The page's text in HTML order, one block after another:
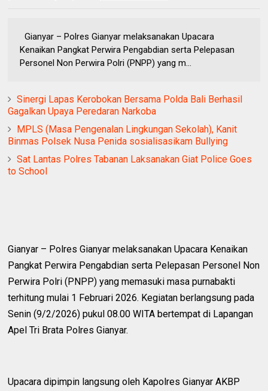
Gianyar – Polres Gianyar melaksanakan Upacara
Kenaikan Pangkat Perwira Pengabdian serta Pelepasan
Personel Non Perwira Polri (PNPP) yang m...
Sinergi Lapas Kerobokan Bersama Polda Bali Berhasil
Gagalkan Upaya Peredaran Narkoba
MPLS (Masa Pengenalan Lingkungan Sekolah), Kanit
Binmas Polsek Nusa Penida sosialisasikam Bullying
Sat Lantas Polres Tabanan Laksanakan Giat Police Goes
to School
Gianyar – Polres Gianyar melaksanakan Upacara Kenaikan
Pangkat Perwira Pengabdian serta Pelepasan Personel Non
Perwira Polri (PNPP) yang memasuki masa purnabakti
terhitung mulai 1 Februari 2026. Kegiatan berlangsung pada
Senin (9/2/2026) pukul 08.00 WITA bertempat di Lapangan
Apel Tri Brata Polres Gianyar.
Upacara dipimpin langsung oleh Kapolres Gianyar AKBP